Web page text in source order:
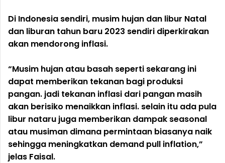
Di Indonesia sendiri, musim hujan dan libur Natal
dan liburan tahun baru 2023 sendiri diperkirakan
akan mendorong inflasi.
“Musim hujan atau basah seperti sekarang ini
dapat memberikan tekanan bagi produksi
pangan. jadi tekanan inflasi dari pangan masih
akan berisiko menaikkan inflasi. selain itu ada pula
libur nataru juga memberikan dampak seasonal
atau musiman dimana permintaan biasanya naik
sehingga meningkatkan demand pull inflation,”
jelas Faisal.